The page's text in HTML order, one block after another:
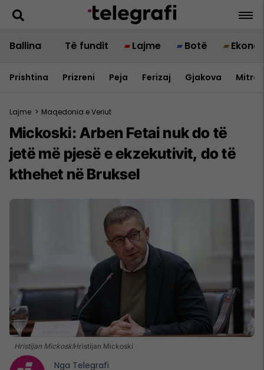
Ballina Të fundit Lajme Botë
Prishtina Prizreni Peja Ferizaj Gjakova
Lajme > Maqedonia e Veriut
Mickoski: Arben Fetai nuk do të
jetë më pjesë e ekzekutivit, do të
kthehet në Bruksel
Hristijan MickoskiHristijan Mickoski
Nga Telegrafi